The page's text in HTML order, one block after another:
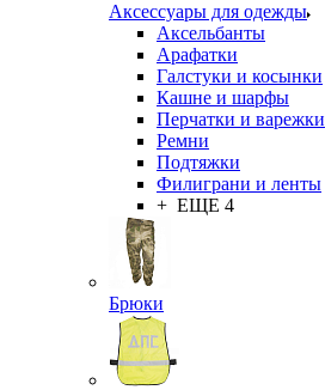
Аксессуары для одежды
Аксельбанты
Арафатки
Галстуки и косынки
Кашне и шарфы
Перчатки и варежки
Ремни
Подтяжки
Филиграни и ленты
+ ЕЩЕ 4
Брюки